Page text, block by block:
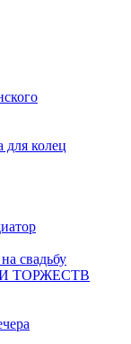
колец
свадьбу
ТОРЖЕСТВ